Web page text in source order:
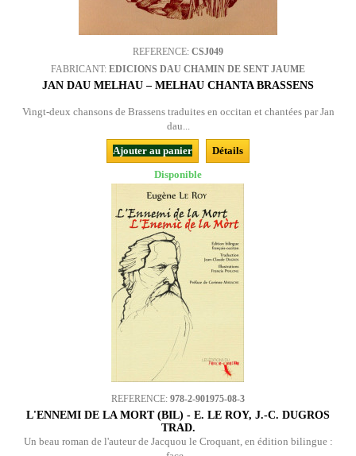
REFERENCE: CSJ049
FABRICANT: EDICIONS DAU CHAMIN DE SENT JAUME
JAN DAU MELHAU – MELHAU CHANTA BRASSENS
Vingt-deux chansons de Brassens traduites en occitan et chantées par Jan
dau...
Ajouter au panier
Détails
Disponible
REFERENCE: 978-2-901975-08-3
L'ENNEMI DE LA MORT (BIL) - E. LE ROY, J.-C. DUGROS
TRAD.
Un beau roman de l'auteur de Jacquou le Croquant, en édition bilingue :